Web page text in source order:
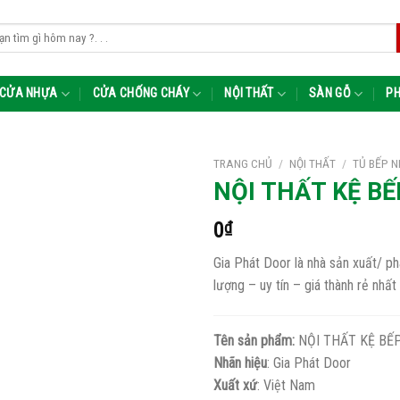
CỬA NHỰA CỬA CHỐNG CHÁY NỘI THẤT SÀN GỖ
TRANG CHỦ / NỘI THẤT / TỦ BẾP
NỘI THẤT KỆ
0₫
Gia Phát Door là nhà sản xuất/
lượng – uy tín – giá thành rẻ
Tên sản phẩm: NỘI THẤT KỆ
Nhãn hiệu: Gia Phát Door
Xuất xứ: Việt Nam